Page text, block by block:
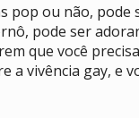
pop ou não,
pode ser
que você
vivência gay, e